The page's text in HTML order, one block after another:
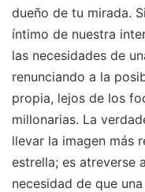
dueño de tu mirada.
íntimo de nuestra
las necesidades de
renunciando a la
propia, lejos de los
millonarias. La
llevar la imagen más
estrella; es atreverse
necesidad de que